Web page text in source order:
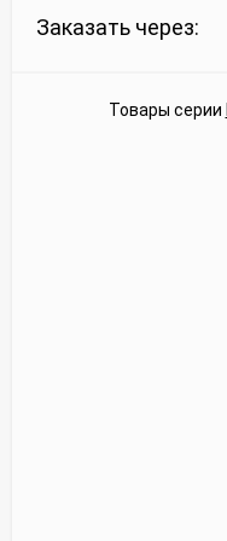
Заказать через:
Товары серии